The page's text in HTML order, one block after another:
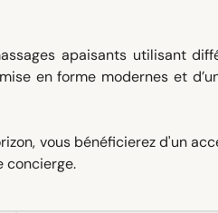
apaisants utilisant
en forme modernes et
vous bénéficierez d'un
concierge.